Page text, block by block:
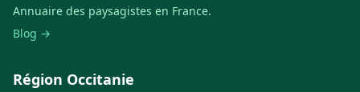
Annuaire des paysagistes en France.
Blog →
Région Occitanie